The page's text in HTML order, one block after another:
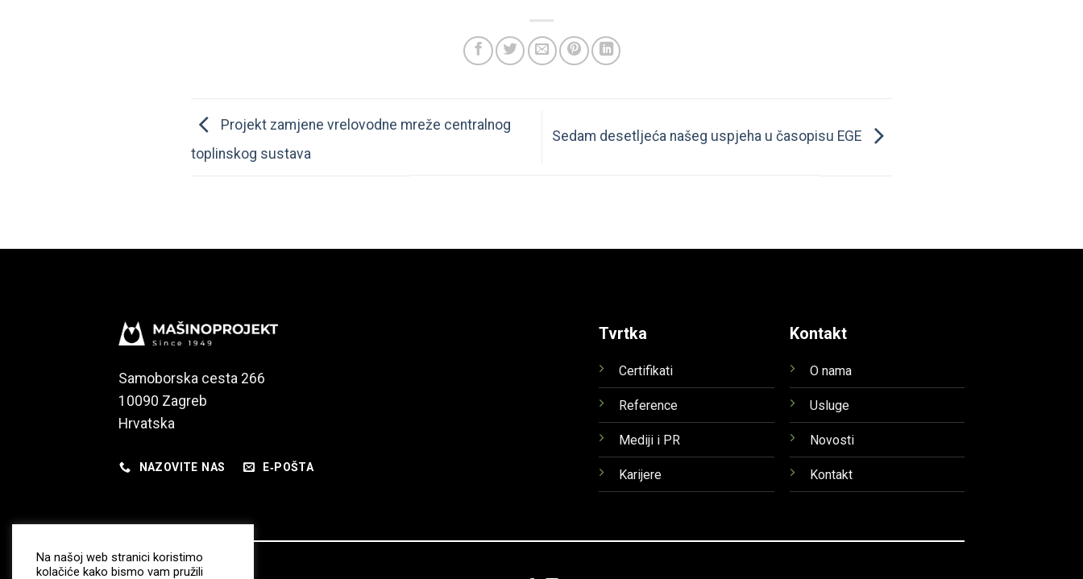
Projekt zamjene vrelovodne mreže centralnog
toplinskog sustava
Sedam desetljeća našeg uspjeha u časopisu EGE
Samoborska cesta 266
10090 Zagreb
Hrvatska
NAZOVITE NAS E‑POŠTA
Tvrtka
Certifikati
Reference
Mediji i PR
Karijere
Kontakt
O nama
Usluge
Novosti
Kontakt
Na našoj web stranici koristimo
kolačiće kako bismo vam pružili